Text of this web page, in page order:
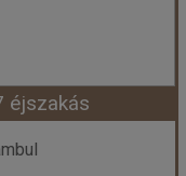
| 5 éj
éjszakás